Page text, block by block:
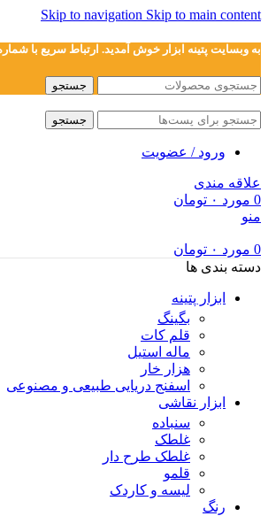
Skip to navigation Skip to main content
به وبسایت پتینه ابزار خوش آمدید. ارتباط سریع با شماره تماس
جستجو
جستجو
ورود / عضویت
علاقه مندی
0 مورد ۰ تومان
منو
0 مورد ۰ تومان
دسته بندی ها
ابزار پتینه
بگینگ
قلم کات
ماله استیل
هزار خار
اسفنج دریایی طبیعی و مصنوعی
ابزار نقاشی
سنباده
غلطک
غلطک طرح دار
قلمو
لیسه و کاردک
رنگ